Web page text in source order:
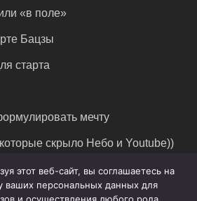
«в поле»
Бацзы
старта
мечту
скрыло Небо и Youtube))
этот веб-сайт, вы соглашаетесь на
ваших персональных данных для